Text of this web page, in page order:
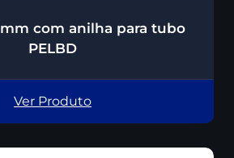
mm com anilha para tubo
PELBD
Ver Produto